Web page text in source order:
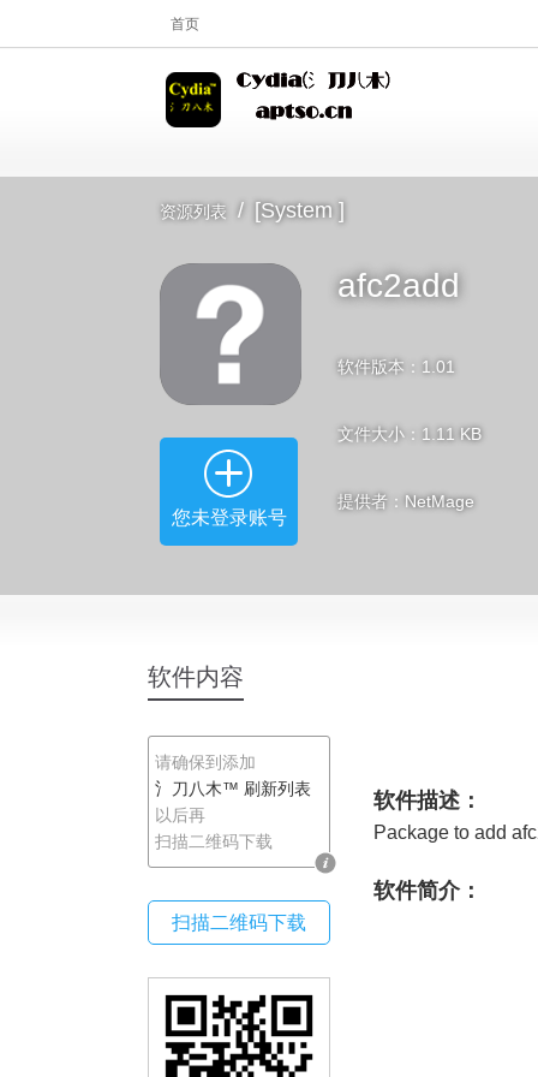
首页
资源列表 / [System ]
您未登录账号
afc2add
软件版本：1.01
文件大小：1.11 KB
提供者：NetMage
软件内容
请确保到添加
氵刀八木™ 刷新列表
以后再
扫描二维码下载
扫描二维码下载
软件描述：
Package to add
软件简介：